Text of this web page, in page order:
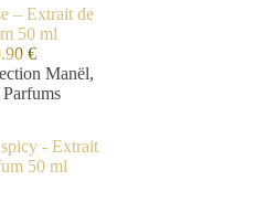
– Extrait de
50 ml
€
Manël,
Parfums